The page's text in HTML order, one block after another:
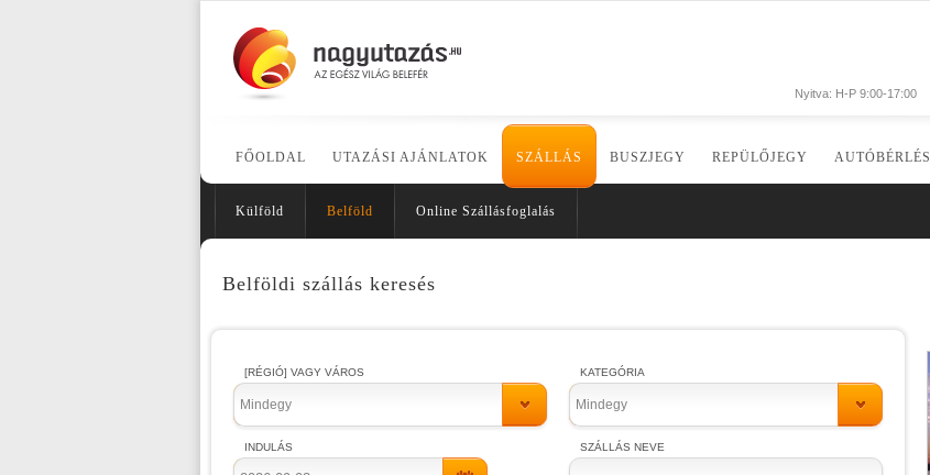
Nyitva: H-P 9:00-17:00
FŐOLDAL UTAZÁSI AJÁNLATOK SZÁLLÁS BUSZJEGY REPÜLŐJEGY AUTÓBÉRLÉS
Külföld Belföld Online Szállásfoglalás
Belföldi szállás keresés
[RÉGIÓ] VAGY VÁROS
Mindegy
INDULÁS
KATEGÓRIA
Mindegy
SZÁLLÁS NEVE